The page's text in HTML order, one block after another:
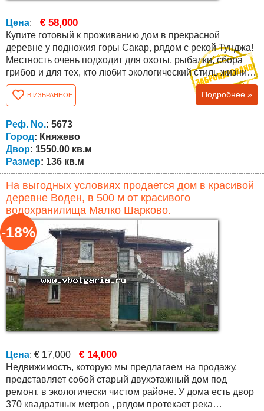
Цена: € 58,000
Купите готовый к проживанию дом в прекрасной
деревне у подножия горы Сакар, рядом с рекой Тунджа!
Местность очень подходит для охоты, рыбалки, сбора
грибов и для тех, кто любит экологический стиль жизни. В
селе есть два магазина кафе, много иностранцев.
Близкое расположение к городу Елхово делает его
предпочтительным местом для проживания. Общая
площадь дома составляет 136 кв.м. распределены
следующим образом: на первом этаже...
В ИЗБРАННОЕ Подробнее »
Реф. No.: 5673
Город: Княжево
Двор: 1550.00 кв.м
Размер: 136 кв.м
На выгодных условиях продается дом в красивой
деревне Воден, в 500 м от красивого
водохранилища Малко Шарково.
-18%
Цена: € 17,000 € 14,000
Недвижимость, которую мы предлагаем на продажу,
представляет собой старый двухэтажный дом под
ремонт, в экологически чистом районе. У дома есть двор
370 квадратных метров , рядом протекает река